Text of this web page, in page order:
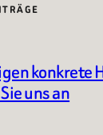
konkrete
uns an